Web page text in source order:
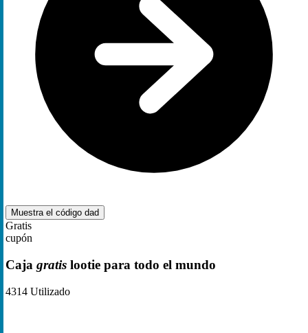
Muestra el código dad
Gratis
cupón
Caja gratis lootie para todo el mundo
4314 Utilizado